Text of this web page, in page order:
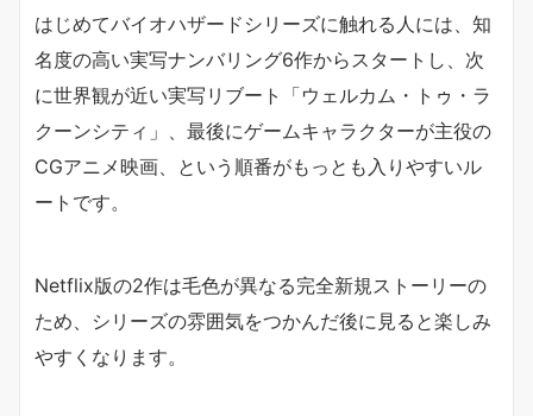
はじめてバイオハザードシリーズに触れる人には、知
名度の高い実写ナンバリング6作からスタートし、次
に世界観が近い実写リブート「ウェルカム・トゥ・ラ
クーンシティ」、最後にゲームキャラクターが主役の
CGアニメ映画、という順番がもっとも入りやすいル
ートです。
Netflix版の2作は毛色が異なる完全新規ストーリーの
ため、シリーズの雰囲気をつかんだ後に見ると楽しみ
やすくなります。